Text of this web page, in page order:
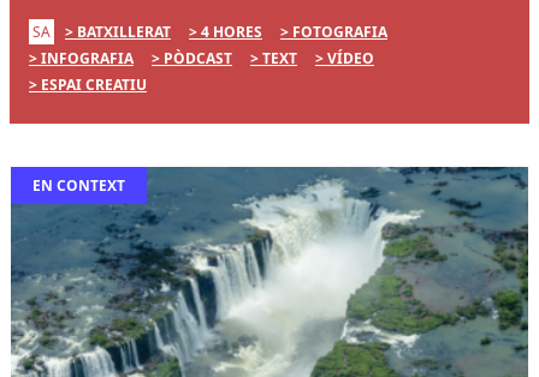
SA BATXILLERAT 4 HORES
FOTOGRAFIA
INFOGRAFIA
PÒDCAST TEXT
VÍDEO
ESPAI CREATIU
EN CONTEXT